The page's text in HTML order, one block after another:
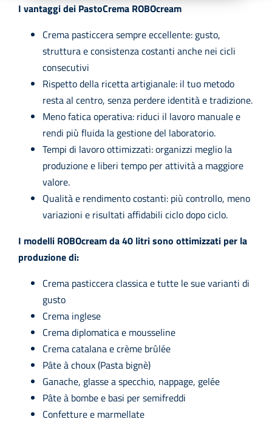
I vantaggi dei PastoCrema ROBOcream
Crema pasticcera sempre eccellente: gusto,
struttura e consistenza costanti anche nei cicli
consecutivi
Rispetto della ricetta artigianale: il tuo metodo
resta al centro, senza perdere identità e tradizione.
Meno fatica operativa: riduci il lavoro manuale e
rendi più fluida la gestione del laboratorio.
Tempi di lavoro ottimizzati: organizzi meglio la
produzione e liberi tempo per attività a maggiore
valore.
Qualità e rendimento costanti: più controllo, meno
variazioni e risultati affidabili ciclo dopo ciclo.
I modelli ROBOcream da 40 litri sono ottimizzati per la
produzione di:
Crema pasticcera classica e tutte le sue varianti di
gusto
Crema inglese
Crema diplomatica e mousseline
Crema catalana e crème brûlée
Pâte à choux (Pasta bignè)
Ganache, glasse a specchio, nappage, gelée
Pâte à bombe e basi per semifreddi
Confetture e marmellate